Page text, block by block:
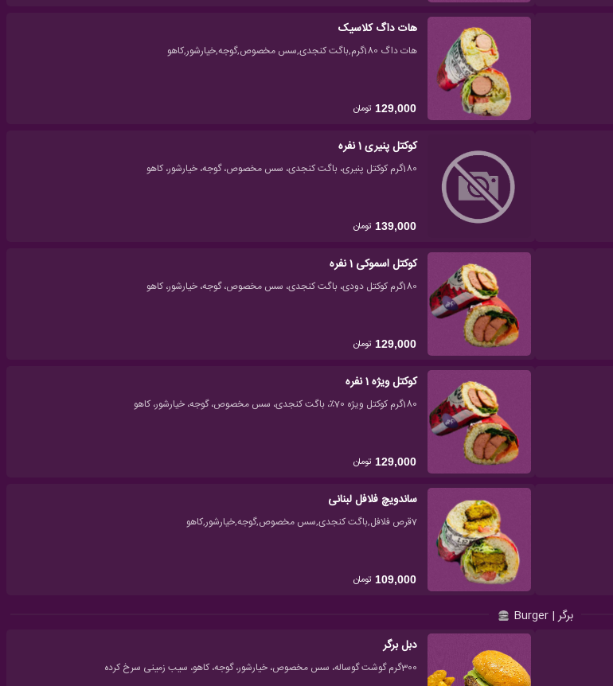
هات داگ کلاسیک
هات داگ 180گرم,باگت کنجدی,سس مخصوص,گوجه,خیارشور,کاهو
129,000 تومان
کوکتل پنیری 1 نفره
180گرم کوکتل پنیری، باگت کنجدی، سس مخصوص، گوجه، خیارشور، کاهو
139,000 تومان
کوکتل اسموکی 1 نفره
180گرم کوکتل دودی، باگت کنجدی، سس مخصوص، گوجه، خیارشور، کاهو
129,000 تومان
کوکتل ویژه 1 نفره
180گرم کوکتل ویژه 70٪، باگت کنجدی، سس مخصوص، گوجه، خیارشور، کاهو
129,000 تومان
ساندویچ فلافل لبنانی
7قرص فلافل,باگت کنجدی,سس مخصوص,گوجه,خیارشور,کاهو
109,000 تومان
برگر | Burger
دبل برگر
300گرم گوشت گوساله، سس مخصوص، خیارشور، گوجه، کاهو، سیب زمینی سرخ کرده